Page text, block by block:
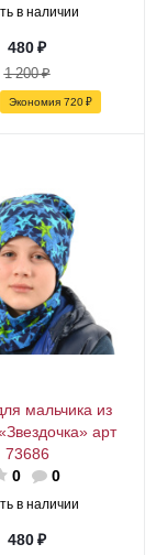
в наличии
480₽
1 200₽
Экономия 720₽
мальчика из
арт
73686
0
0
в наличии
480₽